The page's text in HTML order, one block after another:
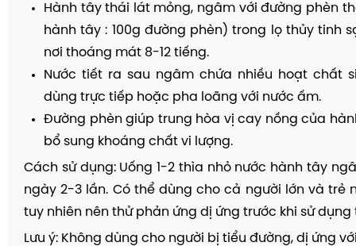
Hành tây thái lát mỏng, ngâm với đường phèn
hành tây : 100g đường phèn) trong lọ thủy tinh
nơi thoáng mát 8-12 tiếng.
Nước tiết ra sau ngâm chứa nhiều hoạt chất
dùng trực tiếp hoặc pha loãng với nước ấm.
Đường phèn giúp trung hòa vị cay nồng của
bổ sung khoáng chất vi lượng.
Cách sử dụng: Uống 1-2 thìa nhỏ nước hành tây
ngày 2-3 lần. Có thể dùng cho cả người lớn và trẻ
tuy nhiên nên thử phản ứng dị ứng trước khi sử dụng
Lưu ý: Không dùng cho người bị tiểu đường, dị ứng